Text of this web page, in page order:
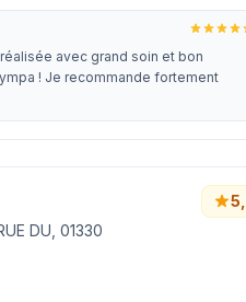
avec grand soin et bon
! Je recommande fortement
DU, 01330